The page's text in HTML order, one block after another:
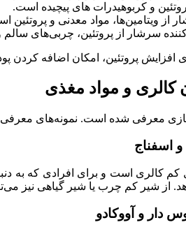
و کربوهیدرات های پیچیده است.
از ویتامین‌ها، مواد معدنی و پروتئین
سرشار از پروتئین، چربی‌های
افزایش پروتئین، امکان اضافه کردن
کالری و مواد مغذی
معرفی شده است. نمونه‌های
کم کالری است و برای افرادی که
از شیر کم چرب یا شیر گیاهی نیز